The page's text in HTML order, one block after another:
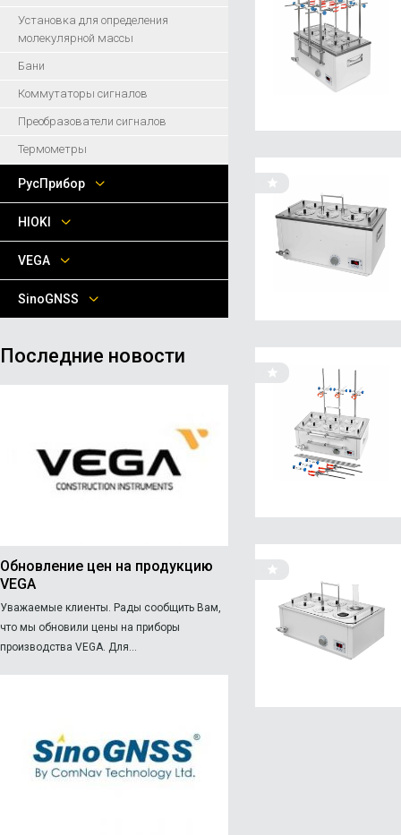
Установка для определения
молекулярной массы
Бани
Коммутаторы сигналов
Преобразователи сигналов
Термометры
РусПрибор
HIOKI
VEGA
SinoGNSS
Последние новости
Обновление цен на продукцию
VEGA
Уважаемые клиенты. Рады сообщить Вам,
что мы обновили цены на приборы
производства VEGA. Для...